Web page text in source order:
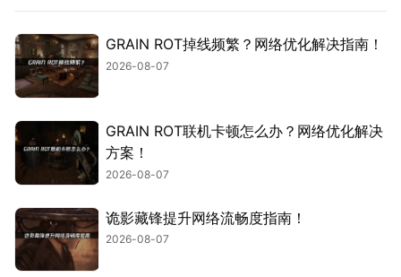
GRAIN ROT掉线频繁？网络优化解决指南！
2026-08-07
GRAIN ROT联机卡顿怎么办？网络优化解决
方案！
2026-08-07
诡影藏锋提升网络流畅度指南！
2026-08-07